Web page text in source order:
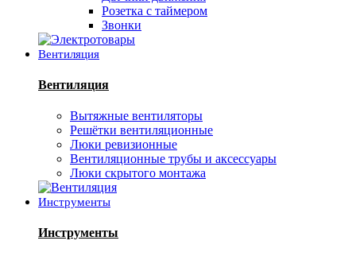
Розетка с таймером
Звонки
Вентиляция
Вентиляция
Вытяжные вентиляторы
Решётки вентиляционные
Люки ревизионные
Вентиляционные трубы и аксессуары
Люки скрытого монтажа
Инструменты
Инструменты